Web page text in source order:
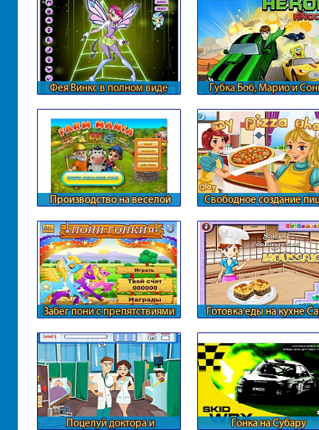
Фея Винкс в полном виде Губка Боб, Марио и
Производство на веселой
Свободное создание
Забег пони с препятствиями Готовка еды на кухне
Поцелуй доктора и
Гонка на Субару